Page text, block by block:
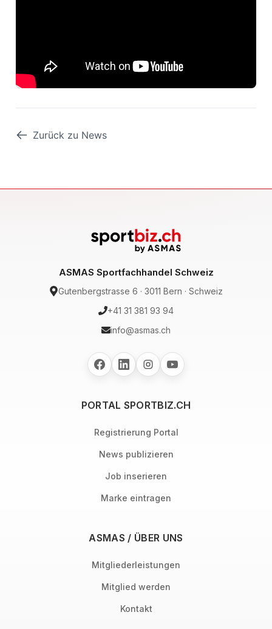
Zurück zu News
ASMAS Sportfachhandel Schweiz
Gutenbergstrasse 6 · 3011 Bern · Schweiz
+41 31 381 93 94
info@asmas.ch
PORTAL SPORTBIZ.CH
Registrierung Portal
News publizieren
Job inserieren
Marke eintragen
ASMAS / ÜBER UNS
Mitgliederleistungen
Mitglied werden
Kontakt